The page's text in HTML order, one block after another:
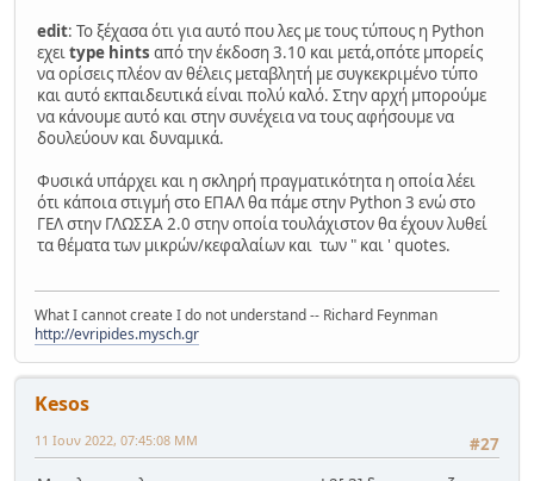
edit: Το ξέχασα ότι για αυτό που λες με τους τύπους η Python
εχειtype hints από την έκδοση 3.10 και μετά,οπότε μπορείς
να ορίσεις πλέον αν θέλεις μεταβλητή με συγκεκριμένο τύπο
και αυτό εκπαιδευτικά είναι πολύ καλό. Στην αρχή μπορούμε
να κάνουμε αυτό και στην συνέχεια να τους αφήσουμε να
δουλεύουν και δυναμικά.
Φυσικά υπάρχει και η σκληρή πραγματικότητα η οποία λέει
ότι κάποια στιγμή στο ΕΠΑΛ θα πάμε στην Python 3 ενώ στο
ΓΕΛ στην ΓΛΩΣΣΑ 2.0 στην οποία τουλάχιστον θα έχουν λυθεί
τα θέματα των μικρών/κεφαλαίων και των " και ' quotes.
What I cannot create I do not understand -- Richard Feynman
http://evripides.mysch.gr
Kesos
#27
11 Ιουν 2022, 07:45:08 ΜΜ